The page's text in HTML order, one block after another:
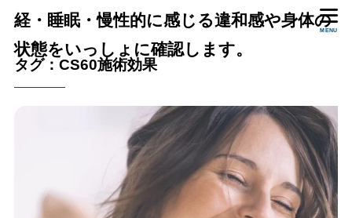
経・睡眠・慢性的に感じる違和感や身体の
状態をいっしょに確認します。
MENU
タグ：CS60施術効果